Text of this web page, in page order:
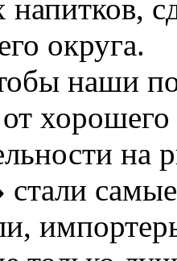
напитков,
округа.
наши
хорошего
на
стали